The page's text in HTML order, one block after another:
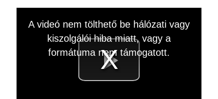
Videó
A videó nem tölthető be hálózati vagy
kiszolgálói hiba miatt, vagy a
formátuma nem támogatott.